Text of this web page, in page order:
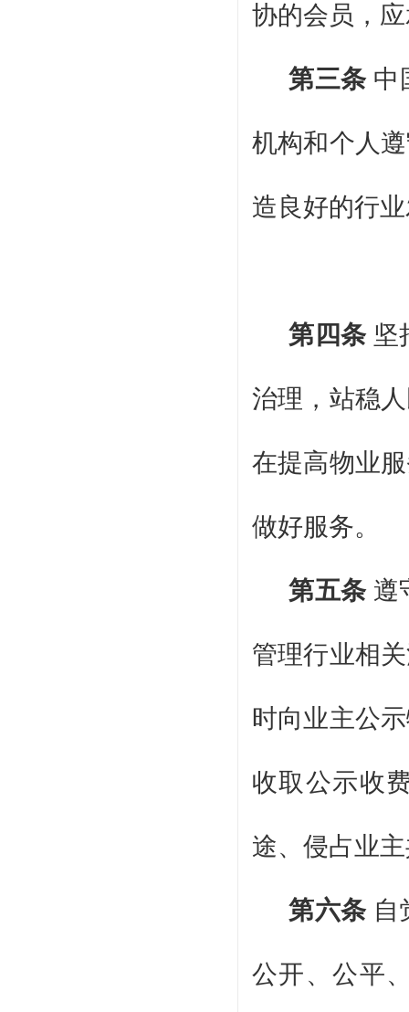
协的会员，
第三条 中
机构和个人
造良好的行
第四条 坚
治理，站稳
在提高物业
做好服务。
第五条 遵
管理行业相
时向业主公
收取公示收
途、侵占业
第六条 自
公开、公平